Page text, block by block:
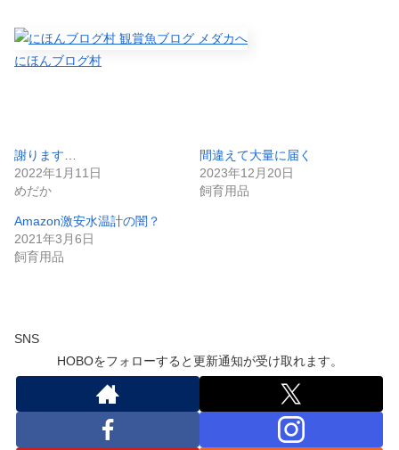
にほんブログ村
謝ります…
2022年1月11日
めだか
間違えて大量に届く
2023年12月20日
飼育用品
Amazon激安水温計の闇？
2021年3月6日
飼育用品
SNS
HOBOをフォローすると更新通知が受け取れます。